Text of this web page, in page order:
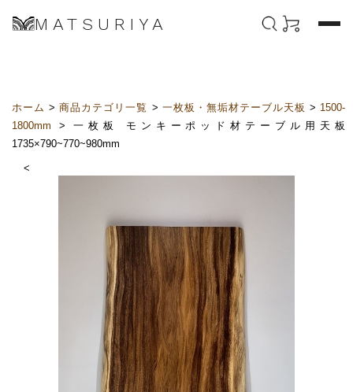
MATSURIYA
ホーム >商品カテゴリ一覧 > 一枚板・無垢材テーブル天板 > 1500-
1800mm > 一枚板 モンキーポッド材テーブル用天板
1735×790~770~980mm
<